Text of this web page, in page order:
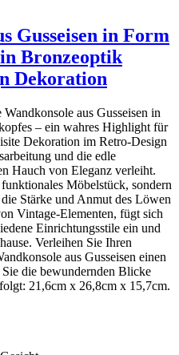
Gusseisen in Form
Bronzeoptik
Dekoration
aus Gusseisen in
– ein wahres Highlight für
Dekoration im Retro-Design
und die edle
Hauch von Eleganz verleiht.
Möbelstück, sondern
Stärke und Anmut des Löwen
Vintage-Elementen, fügt sich
Einrichtungsstile ein und
Verleihen Sie Ihren
aus Gusseisen einen
die bewundernden Blicke
21,6cm x 26,8cm x 15,7cm.